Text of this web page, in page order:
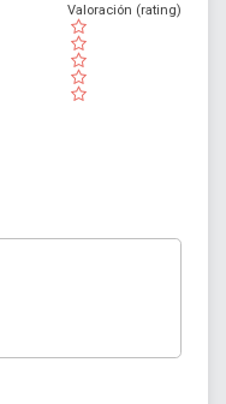
( )
( )
( )
( )
( )
Valoración (rating)